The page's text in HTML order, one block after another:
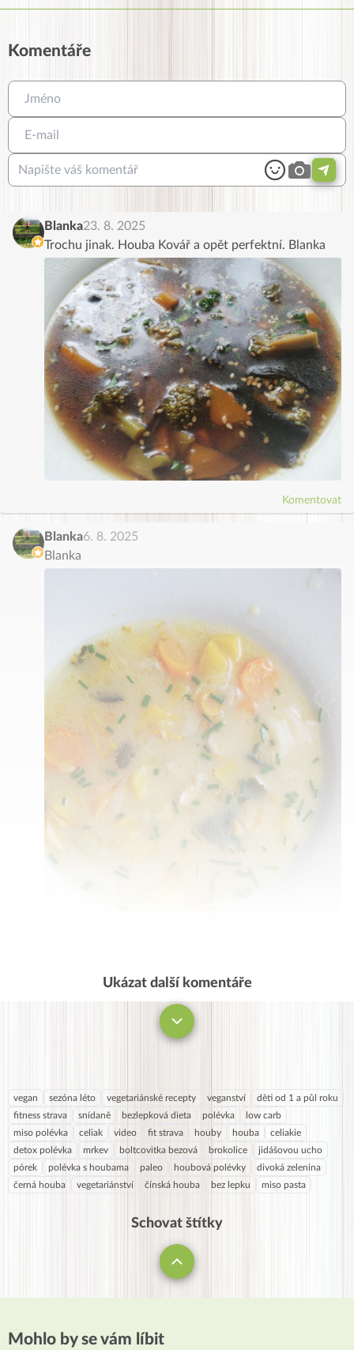
Komentáře
Blanka23. 8. 2025
Trochu jinak. Houba Kovář a opět perfektní. Blanka
Komentovat
Blanka6. 8. 2025
Blanka
Ukázat další komentáře
vegan sezóna léto vegetariánské recepty veganství
děti od 1 a půl roku
fitness strava
snídaně bezlepková dieta polévka
low carb
miso polévka
celiak video fit strava houby houba
celiakie
detox polévka
mrkev boltcovitka bezová brokolice
jidášovou ucho
pórek
polévka s houbama paleo houbová polévky
divoká zelenina
černá houba
vegetariánství čínská houba bez lepku miso pasta
Schovat štítky
Mohlo by se vám líbit